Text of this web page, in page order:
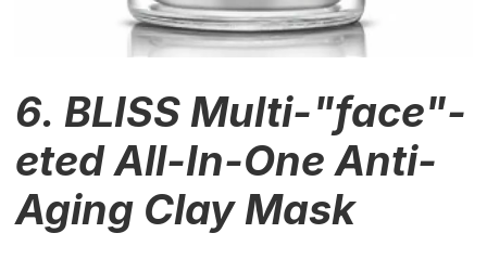
6. BLISS Multi-"face"-
eted All-In-One Anti-
Aging Clay Mask